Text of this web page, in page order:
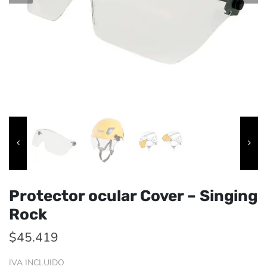
Protector ocular Cover – Singing
Rock
$45.419
IVA INCLUIDO